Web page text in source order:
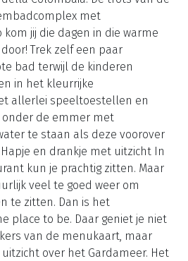
met
kom jij die dagen in die warme
Trek zelf een paar
bad terwijl de kinderen
in het kleurrijke
allerlei speeltoestellen en
onder de emmer met
te staan als deze voorover
en drankje met uitzicht In
kun je prachtig zitten. Maar
veel te goed weer om
te zitten. Dan is het
place to be. Daar geniet je niet
van de menukaart, maar
over het Gardameer. Het